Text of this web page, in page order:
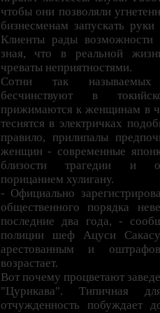
чтобы они позволяли
бизнесменам запускать
Клиенты рады возможности
зная, что в реальной
чреваты неприятностями.
Сотни так называемых
бесчинствуют в
прижимаются к женщинам в
теснятся в электричках
правило, прилипалы
женщин - современные
близости трагедии и
порицанием хулигану.
- Официально
общественного порядка
последние два года, -
полиции шеф Ацуси
арестованным и
возрастает.
Вот почему процветают
"Цурикава". Типичная
отчужденность побуждает